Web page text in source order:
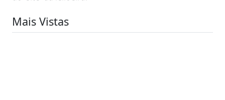
Mais Vistas